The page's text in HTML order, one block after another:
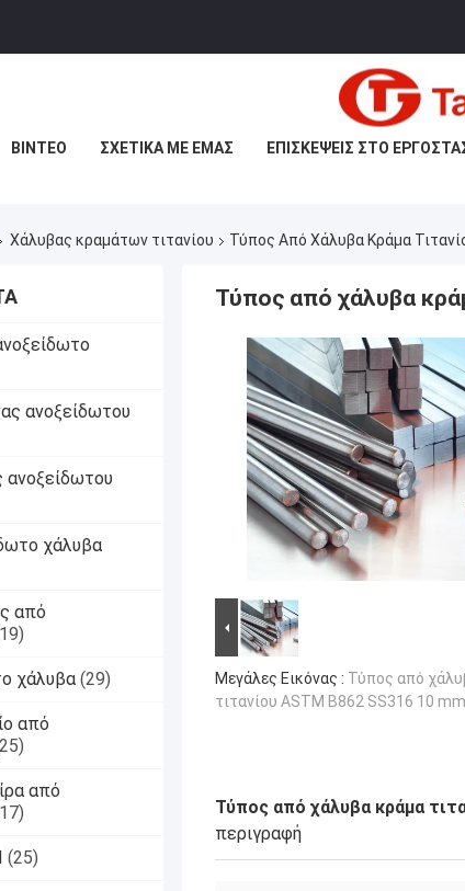
ΒΊΝΤΕΟ ΣΧΕΤΙΚΆ ΜΕ ΕΜΆΣ ΕΠΙΣΚΈΨΕΙΣ ΣΤΟ
Χάλυβας κραμάτων τιτανίου Τύπος Από Χάλυβα Κράμα
ανοξείδωτου
χάλυβα
από
χάλυβα (29)
από
από
(25)
Τύπος από χάλυβα
Μεγάλες Εικόνας : Τύπος από
τιτανίου ASTM B862 SS316 10
Τύπος από χάλυβα κράμα
περιγραφή